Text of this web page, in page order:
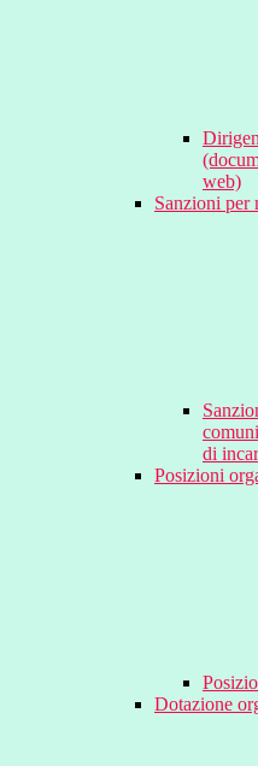
web)
Sanzioni per
di
Posizioni
Dotazione